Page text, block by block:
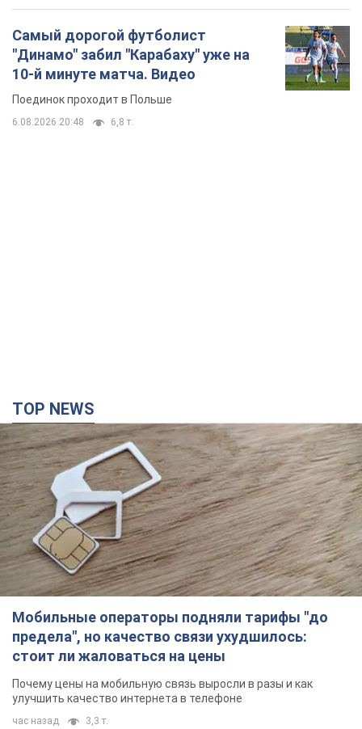
Самый дорогой футболист
"Динамо" забил "Карабаху" уже на
10-й минуте матча. Видео
Поединок проходит в Польше
6.08.2026 20:48 6,8 т.
TOP NEWS
Мобильные операторы подняли тарифы "до
предела", но качество связи ухудшилось:
стоит ли жаловаться на цены
Почему цены на мобильную связь выросли в разы и как
улучшить качество интернета в телефоне
час назад 3,3 т.